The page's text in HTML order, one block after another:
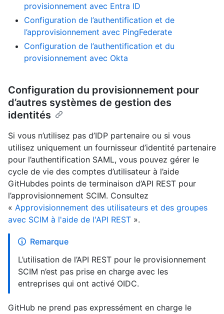
provisionnement avec Entra ID
Configuration de l’authentification et de
l’approvisionnement avec PingFederate
Configuration de l’authentification et du
provisionnement avec Okta
Configuration du provisionnement pour
d’autres systèmes de gestion des
identités
Si vous n’utilisez pas d’IDP partenaire ou si vous
utilisez uniquement un fournisseur d’identité partenaire
pour l’authentification SAML, vous pouvez gérer le
cycle de vie des comptes d’utilisateur à l’aide
GitHubdes points de terminaison d’API REST pour
l’approvisionnement SCIM. Consultez
« Approvisionnement des utilisateurs et des groupes
avec SCIM à l'aide de l'API REST ».
Remarque
L’utilisation de l’API REST pour le provisionnement
SCIM n’est pas prise en charge avec les
entreprises qui ont activé OIDC.
GitHub ne prend pas expressément en charge le